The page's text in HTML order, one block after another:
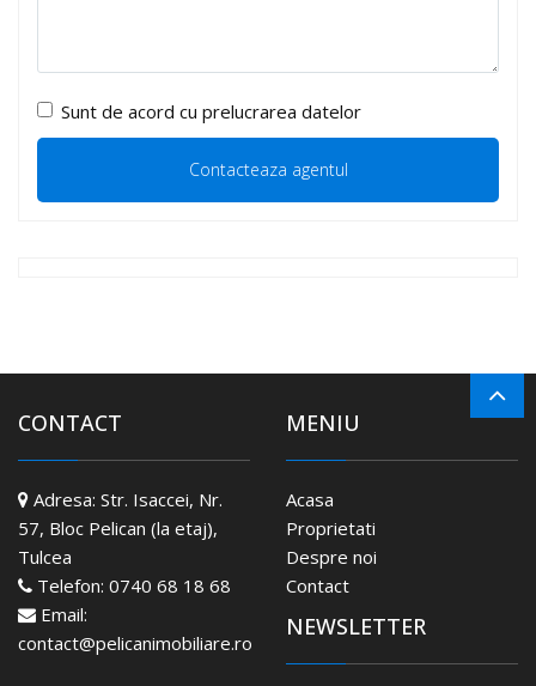
Sunt de acord cu prelucrarea datelor
CONTACT
Adresa: Str. Isaccei, Nr.
57, Bloc Pelican (la etaj),
Tulcea
Telefon: 0740 68 18 68
Email:
contact@pelicanimobiliare.ro
MENIU
Acasa
Proprietati
Despre noi
Contact
NEWSLETTER